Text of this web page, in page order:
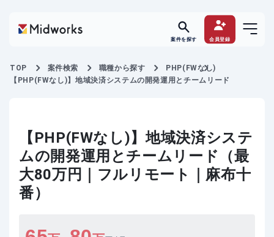
案件を探す 会員登録
TOP 案件検索 職種から探す
PHP(FWなし)
【PHP(FWなし)】地域決済システムの開発運用とチームリード
【PHP(FWなし)】地域決済システ
ムの開発運用とチームリード（最
大80万円｜フルリモート｜麻布十
番）